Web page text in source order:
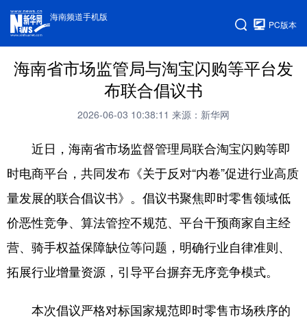
海南频道手机版
PC版本
海南省市场监管局与淘宝闪购等平台发
布联合倡议书
2026-06-03 10:38:11 来源：新华网
近日，海南省市场监督管理局联合淘宝闪购等即
时电商平台，共同发布《关于反对“内卷”促进行业高质
量发展的联合倡议书》。倡议书聚焦即时零售领域低
价恶性竞争、算法管控不规范、平台干预商家自主经
营、骑手权益保障缺位等问题，明确行业自律准则、
拓展行业增量资源，引导平台摒弃无序竞争模式。
本次倡议严格对标国家规范即时零售市场秩序的